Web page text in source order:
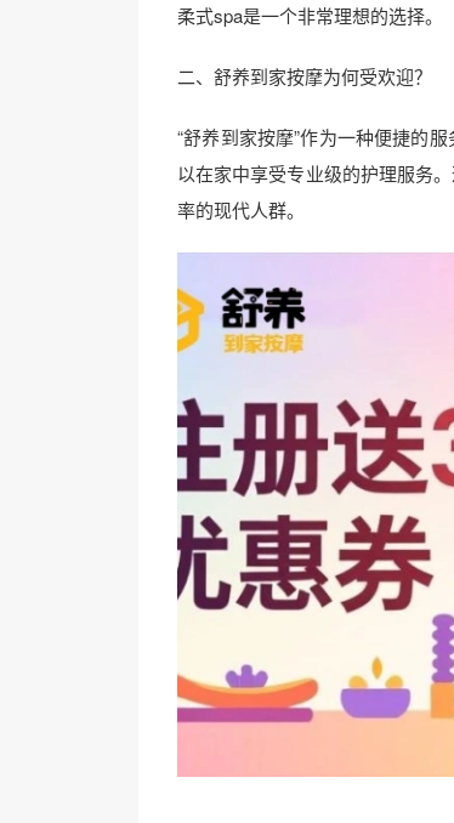
柔式spa是一个非常理想的选择。
二、舒养到家按摩为何受欢迎？
“舒养到家按摩”作为一种便捷的
以在家中享受专业级的护理服务
率的现代人群。